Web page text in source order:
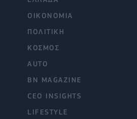
ΟΙΚΟΝΟΜΙΑ
ΠΟΛΙΤΙΚΗ
ΚΟΣΜΟΣ
AUTO
BN MAGAZINE
CEO INSIGHTS
LIFESTYLE